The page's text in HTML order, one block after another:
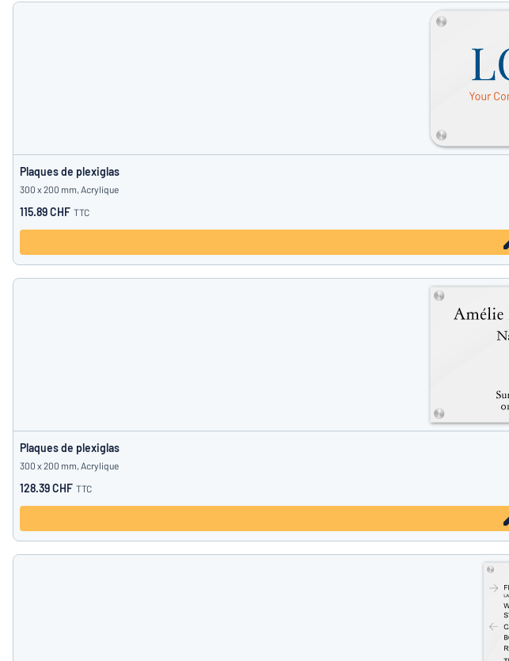
Plaques de plexiglas
300 x 200 mm, Acrylique
115.89 CHF TTC
Plaques de plexiglas
300 x 200 mm, Acrylique
128.39 CHF TTC